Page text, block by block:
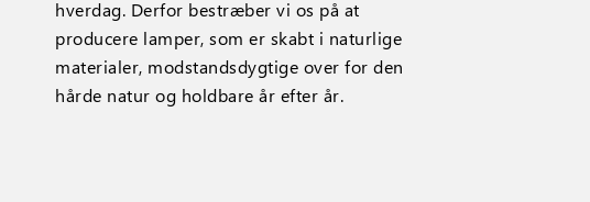
hverdag. Derfor bestræber vi os på at
producere lamper, som er skabt i naturlige
materialer, modstandsdygtige over for den
hårde natur og holdbare år efter år.